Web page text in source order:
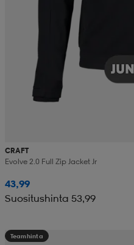
CRAFT
Evolve 2.0 Full Zip Jacket Jr
43,99
Suositushinta 53,99
Teamhinta